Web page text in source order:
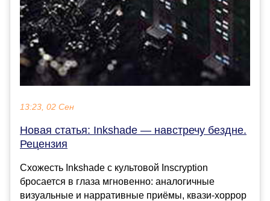
13:23, 02 Сен
Новая статья: Inkshade — навстречу бездне.
Рецензия
Схожесть Inkshade с культовой Inscryption
бросается в глаза мгновенно: аналогичные
визуальные и нарративные приёмы, квази-хоррор